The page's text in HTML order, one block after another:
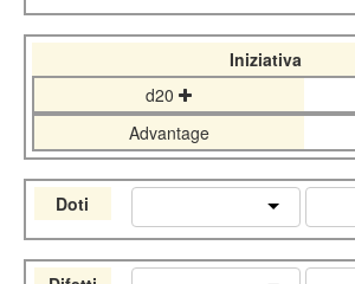
Iniziativa
d20
Advantage
Doti